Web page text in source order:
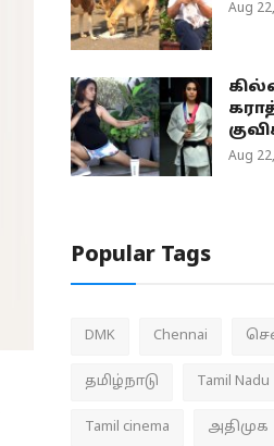
Aug
Aug
Popular Tags
DMK Chennai
தமிழ்நாடு Tamil Nadu
Tamil cinema அதிமுக